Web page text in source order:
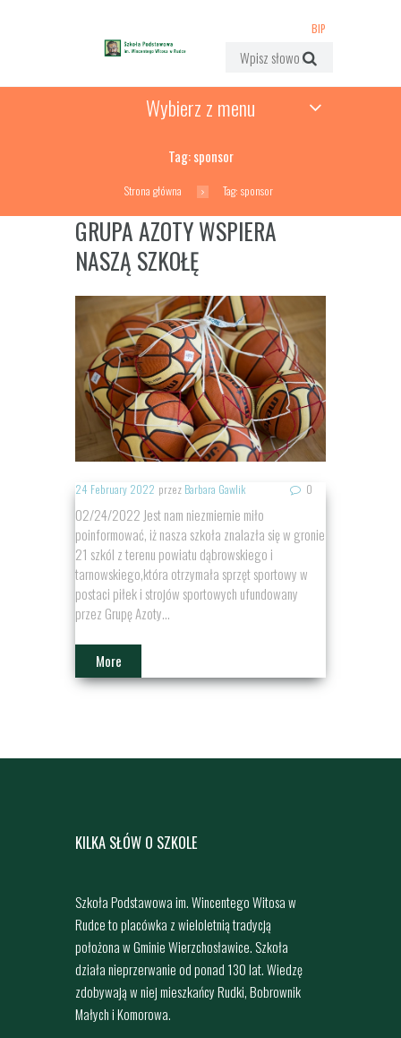
BIP
Wybierz z menu
Tag: sponsor
Strona główna Tag: sponsor
GRUPA AZOTY WSPIERA
NASZĄ SZKOŁĘ
24 February 2022 przez Barbara Gawlik 0
02/24/2022 Jest nam niezmiernie miło
poinformować, iż nasza szkoła znalazła się w gronie
21 szkól z terenu powiatu dąbrowskiego i
tarnowskiego,która otrzymała sprzęt sportowy w
postaci piłek i strojów sportowych ufundowany
przez Grupę Azoty...
More
KILKA SŁÓW O SZKOLE
Szkoła Podstawowa im. Wincentego Witosa w
Rudce to placówka z wieloletnią tradycją
położona w Gminie Wierzchosławice. Szkoła
działa nieprzerwanie od ponad 130 lat. Wiedzę
zdobywają w niej mieszkańcy Rudki, Bobrownik
Małych i Komorowa.